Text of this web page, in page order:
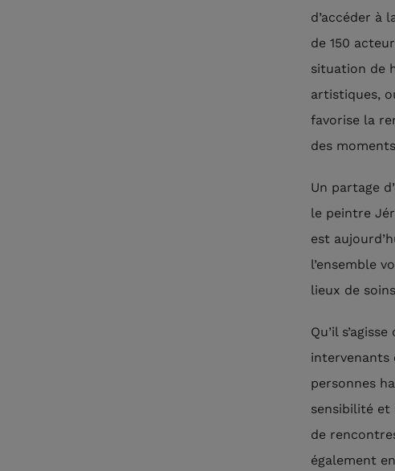
d’accéder à
de 150
situation de
artistiques,
favorise la
des
Un partage
le peintre
est
l’ensemble
lieux de
Qu’il
intervenants
personnes
sensibilité et
de
également